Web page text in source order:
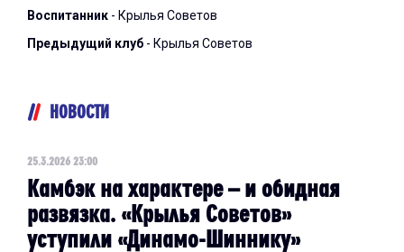
Воспитанник - Крылья Советов
Предыдущий клуб - Крылья Советов
НОВОСТИ
25.3.2026 23:00
Камбэк на характере – и обидная
развязка. «Крылья Советов»
уступили «Динамо-Шиннику»